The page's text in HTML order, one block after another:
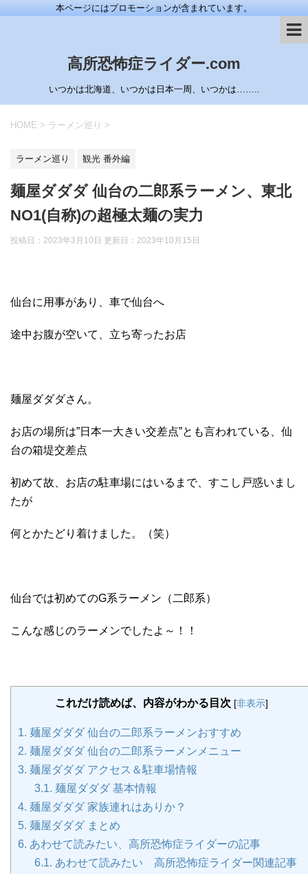
本ページにはプロモーションが含まれています。
高所恐怖症ライダー.com
いつかは北海道、いつかは日本一周、いつかは……..
HOME > ラーメン巡り >
ラーメン巡り 観光 番外編
麺屋ダダダ 仙台の二郎系ラーメン、東北
NO1(自称)の超極太麺の実力
投稿日：2023年3月10日 更新日： 2023年10月15日
仙台に用事があり、車で仙台へ
途中お腹が空いて、立ち寄ったお店
麺屋ダダダさん。
お店の場所は”日本一大きい交差点”とも言われている、仙
台の箱堤交差点
初めて故、お店の駐車場にはいるまで、すこし戸惑いまし
たが
何とかたどり着けました。（笑）
仙台では初めてのG系ラーメン（二郎系）
こんな感じのラーメンでしたよ～！！
これだけ読めば、内容がわかる目次 [非表示]
1. 麺屋ダダダ 仙台の二郎系ラーメンおすすめ
2. 麺屋ダダダ 仙台の二郎系ラーメンメニュー
3. 麺屋ダダダ アクセス＆駐車場情報
3.1. 麺屋ダダダ 基本情報
4. 麺屋ダダダ 家族連れはありか？
5. 麺屋ダダダ まとめ
6. あわせて読みたい、高所恐怖症ライダーの記事
6.1. あわせて読みたい 高所恐怖症ライダー関連記事